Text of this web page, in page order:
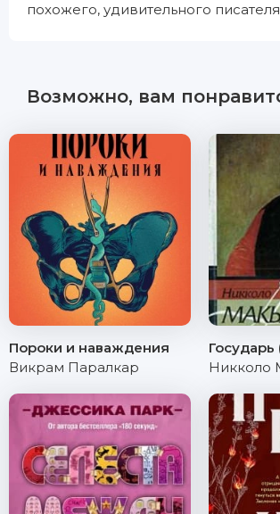
похожего, удивительного
Возможно, вам
Пороки и наваждения
Викрам Паралкар
Государь
Никколо